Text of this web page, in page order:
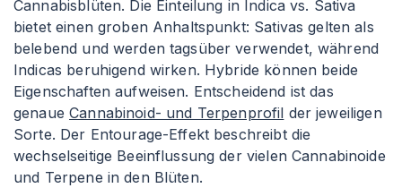
Cannabisblüten. Die Einteilung in Indica vs. Sativa
bietet einen groben Anhaltspunkt: Sativas gelten als
belebend und werden tagsüber verwendet, während
Indicas beruhigend wirken. Hybride können beide
Eigenschaften aufweisen. Entscheidend ist das
genaueCannabinoid- und Terpenprofil der jeweiligen
Sorte. Der Entourage-Effekt beschreibt die
wechselseitige Beeinflussung der vielen Cannabinoide
und Terpene in den Blüten.